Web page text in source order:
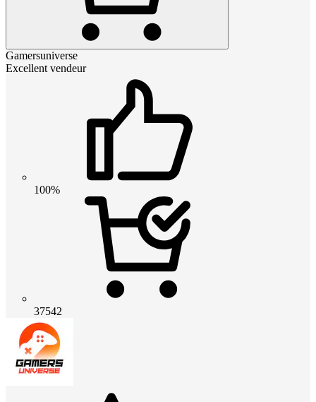
Gamersuniverse
Excellent vendeur
100%
37542